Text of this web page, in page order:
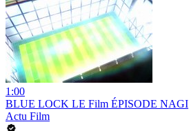
1:00
BLUE LOCK LE Film ÉPISODE NAGI
Actu Film